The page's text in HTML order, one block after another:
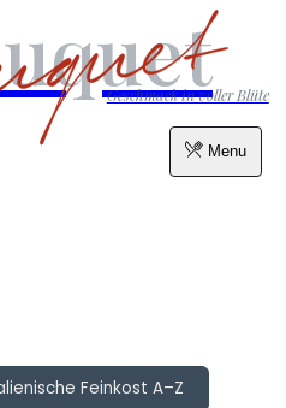
Menu
Geschmack in voller Blüte
Feinkost A–Z